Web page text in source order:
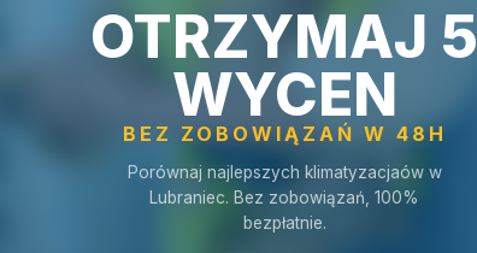
OTRZYMAJ 5
WYCEN
BEZ ZOBOWIĄZAŃ W 48H
Porównaj najlepszych klimatyzacjaów w
Lubraniec. Bez zobowiązań, 100%
bezpłatnie.